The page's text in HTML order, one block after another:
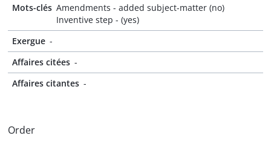
Mots-clés Amendments - added subject-matter (no)
Inventive step - (yes)
Exergue -
Affaires citées -
Affaires citantes -
Order